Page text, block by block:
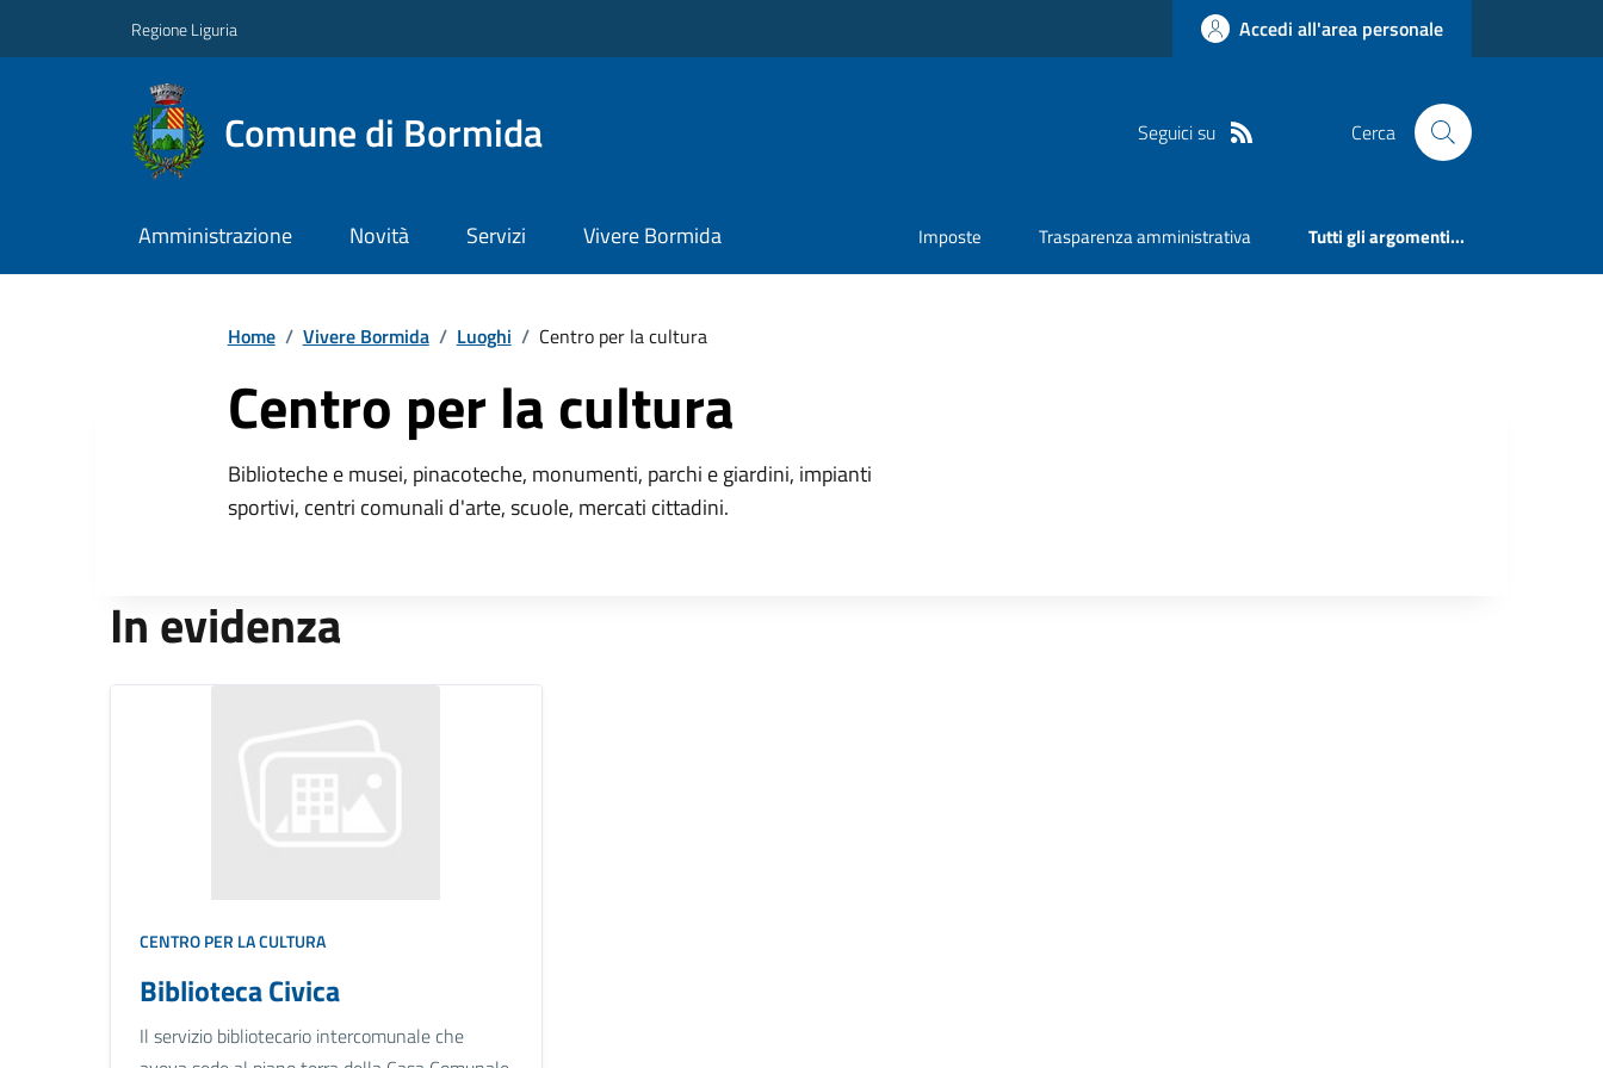
Regione Liguria Accedi all'area personale
Comune di Bormida Seguici su Cerca
Amministrazione Novità Servizi Vivere Bormida Imposte Trasparenza amministrativa Tutti gli argomenti...
Home / Vivere Bormida / Luoghi / Centro per la cultura
Centro per la cultura
Biblioteche e musei, pinacoteche, monumenti, parchi e giardini, impianti
sportivi, centri comunali d'arte, scuole, mercati cittadini.
In evidenza
CENTRO PER LA CULTURA
Biblioteca Civica
Il servizio bibliotecario intercomunale che